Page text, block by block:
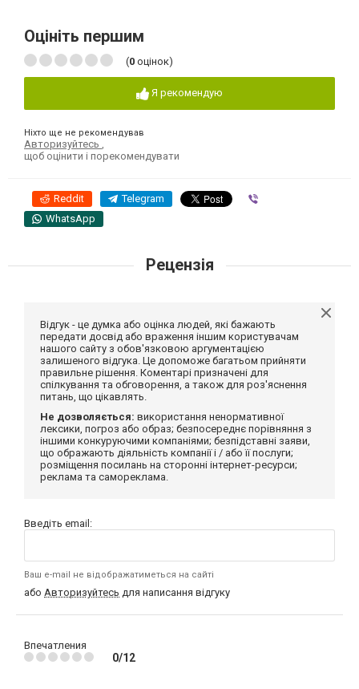
Оцініть першим
(0 оцінок)
Я рекомендую
Ніхто ще не рекомендував
Авторизуйтесь
щоб оцінити і порекомендувати
Reddit Telegram
WhatsApp
Рецензія
Відгук - це думка або оцінка людей, які бажають
передати досвід або враження іншим користувачам
нашого сайту з обов'язковою аргументацією
залишеного відгука. Це допоможе багатьом прийняти
правильне рішення. Коментарі призначені для
спілкування та обговорення, а також для роз'яснення
питань, що цікавлять.
Не дозволяється: використання ненормативної
лексики, погроз або образ; безпосереднє порівняння з
іншими конкуруючими компаніями; безпідставні заяви,
що ображають діяльність компанії і / або її послуги;
розміщення посилань на сторонні інтернет-ресурси;
реклама та самореклама.
Введіть email:
Ваш e-mail не відображатиметься на сайті
або Авторизуйтесь для написання відгуку
Впечатления
0/12